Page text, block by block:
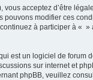
acceptez d’être
modifier ces
à participer à «
est un logiciel de forum
sur internet et
phpBB, veuillez